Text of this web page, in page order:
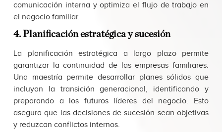
comunicación interna y optimiza el flujo de trabajo en
el negocio familiar.
4. Planificación estratégica y sucesión
La planificación estratégica a largo plazo permite
garantizar la continuidad de las empresas familiares.
Una maestría permite desarrollar planes sólidos que
incluyan la transición generacional, identificando y
preparando a los futuros líderes del negocio. Esto
asegura que las decisiones de sucesión sean objetivas
y reduzcan conflictos internos.